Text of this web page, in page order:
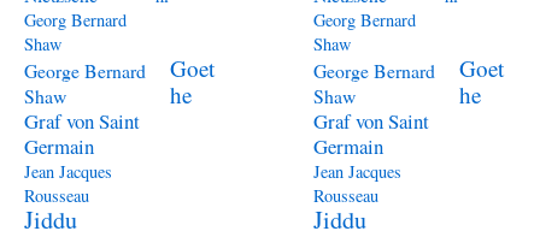
Georg Bernard
Shaw
George Bernard
Shaw
Goet
he
Graf von Saint
Germain
Jean Jacques
Rousseau
Jiddu
Georg Bernard
Shaw
George Bernard
Shaw
Goet
he
Graf von Saint
Germain
Jean Jacques
Rousseau
Jiddu